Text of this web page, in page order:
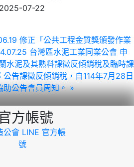
2025-07-22
修正「公共工程金質獎頒發作業
台灣區水泥工業同業公會 申
水泥及其熟料課徵反傾銷稅及臨時課
告課徵反傾銷稅，自114年7月28日
助公告會員周知。 »
方帳號